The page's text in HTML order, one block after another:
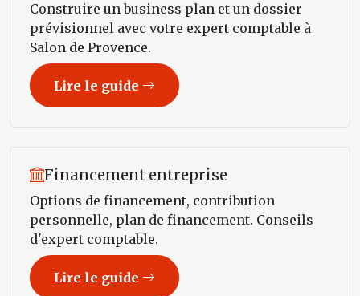
Construire un business plan et un dossier
prévisionnel avec votre expert comptable à
Salon de Provence.
Lire le guide
Financement entreprise
Options de financement, contribution
personnelle, plan de financement. Conseils
d'expert comptable.
Lire le guide